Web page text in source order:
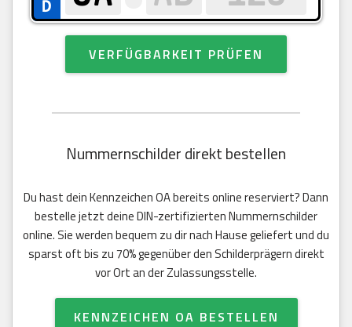
VERFÜGBARKEIT PRÜFEN
Nummernschilder direkt bestellen
Du hast dein Kennzeichen OA bereits online reserviert? Dann
bestelle jetzt deine DIN-zertifizierten Nummernschilder
online. Sie werden bequem zu dir nach Hause geliefert und du
sparst oft bis zu 70% gegenüber den Schilderprägern direkt
vor Ort an der Zulassungsstelle.
KENNZEICHEN OA BESTELLEN